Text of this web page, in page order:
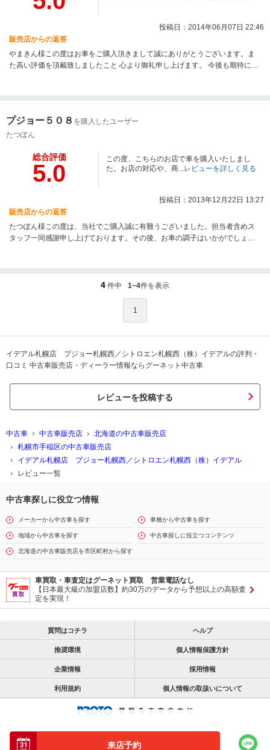
来店予約
投稿日：2014年06月07日 22:46
販売店からの返答
やまきん様この度はお車をご購入頂きまして誠にありがとうございます。ま
た高い評価を頂戴致しましたこと 心より御礼申し上げます。 今後も期待に応
んな小さなことでも是非、ご相談くださいませ！ 納車の日をスムーズに迎え
うぞ宜しくお願い致します。
プジョー５０８ を購入したユーザー
たつぽん
総合評価
5.0
この度、こちらのお店で車を購入いたしまし
た。お店の対応や、商...レビューを詳しく見る
投稿日：2013年12月22日 13:27
販売店からの返答
たつぽん様この度は、当社でご購入誠に有難うございました。担当者含めス
タッフ一同感謝申し上げております。その後、お車の調子はいかがでしょう
4 件中 1~4件を表示
1
イデアル札幌店 プジョー札幌西／シトロエン札幌西（株）イデアルの評判・
口コミ 中古車販売店・ディーラー情報ならグーネット中古車
レビューを投稿する
中古車 中古車販売店
北海道の中古車販売店
札幌市手稲区の中古車販売店
イデアル札幌店 プジョー札幌西／シトロエン札幌西（株）イデアル
レビュー一覧
中古車探しに役立つ情報
メーカーから中古車を探す 車種から中古車を探す
地域から中古車を探す 中古車探しに役立つコンテンツ
北海道の中古車販売店を市区町村から探す
車買取・車査定はグーネット買取 営業電話なし
【日本最大級の加盟店数】約30万のデータから予想以上の高額査
定を実現！
質問はコチラ ヘルプ
推奨環境 個人情報保護方針
企業情報 採用情報
利用規約 個人情報の取扱いについて